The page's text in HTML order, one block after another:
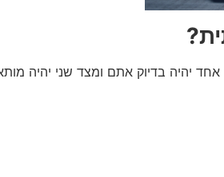
יהיה בדיוק אתם ומצד שני יהיה